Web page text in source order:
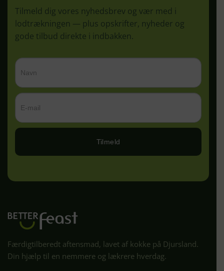
Tilmeld dig vores nyhedsbrev og vær med i
lodtrækningen — plus opskrifter, nyheder og
gode tilbud direkte i indbakken.
Tilmeld
Færdigtilberedt aftensmad, lavet af kokke på Djursland.
Din hjælp til en nemmere og lækrere hverdag.